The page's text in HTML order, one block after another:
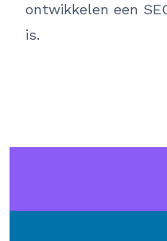
ontwikkelen een
is.